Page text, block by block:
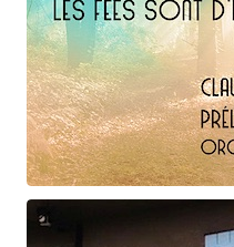
Claude Debussy